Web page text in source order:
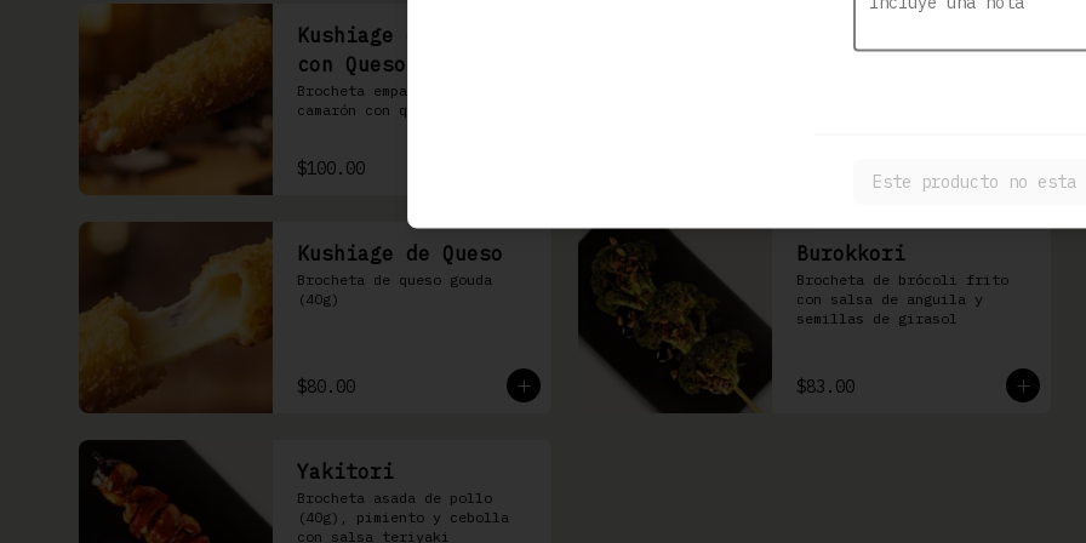
Kushiage de Camarón
con Queso
Brocheta empanizada de
camarón con queso gouda
$100.00
Kushiage de Queso
Brocheta de queso gouda
(40g)
$80.00
Burokkori
Brocheta de brócoli frito
con salsa de anguila y
semillas de girasol
$83.00
Yakitori
Brocheta asada de pollo
(40g), pimiento y cebolla
con salsa teriyaki
Este producto no